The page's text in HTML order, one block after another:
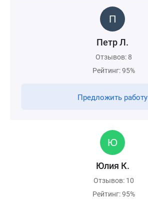
Петр Л.
Отзывов: 8
Рейтинг: 95%
Предложить работу
Юлия К.
Отзывов: 10
Рейтинг: 95%